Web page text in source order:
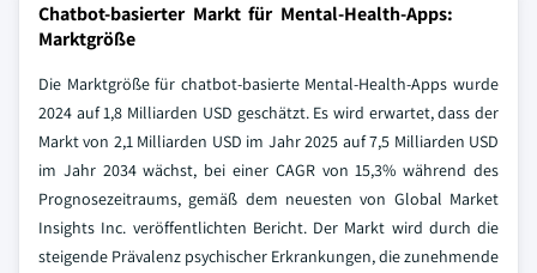
Chatbot-basierter Markt für Mental-Health-Apps:
Marktgröße
Die Marktgröße für chatbot-basierte Mental-Health-Apps wurde
2024 auf 1,8 Milliarden USD geschätzt. Es wird erwartet, dass der
Markt von 2,1 Milliarden USD im Jahr 2025 auf 7,5 Milliarden USD
im Jahr 2034 wächst, bei einer CAGR von 15,3% während des
Prognosezeitraums, gemäß dem neuesten von Global Market
Insights Inc. veröffentlichten Bericht. Der Markt wird durch die
steigende Prävalenz psychischer Erkrankungen, die zunehmende